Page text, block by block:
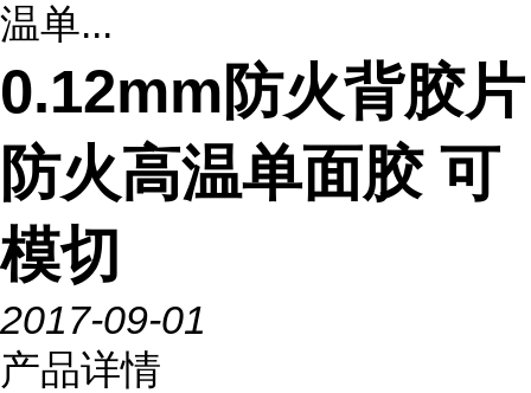
温单...
0.12mm防火背胶片
防火高温单面胶 可
模切
2017-09-01
产品详情